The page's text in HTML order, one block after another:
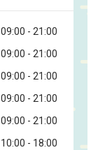
09:00
21:00
09:00
21:00
09:00
21:00
09:00
21:00
09:00
21:00
10:00
18:00